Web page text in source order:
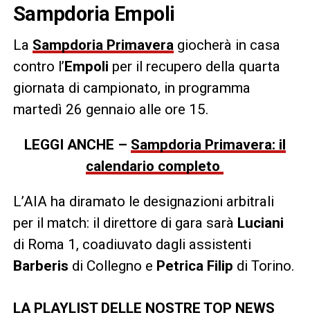
Sampdoria Empoli
La Sampdoria Primavera giocherà in casa
contro l’Empoli per il recupero della quarta
giornata di campionato, in programma
martedì 26 gennaio alle ore 15.
LEGGI ANCHE – Sampdoria Primavera: il
calendario completo
L’AIA ha diramato le designazioni arbitrali
per il match: il direttore di gara sarà Luciani
di Roma 1, coadiuvato dagli assistenti
Barberis di Collegno e Petrica Filip di Torino.
LA PLAYLIST DELLE NOSTRE TOP NEWS